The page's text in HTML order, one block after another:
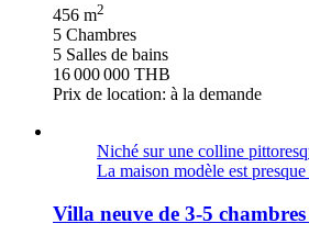
456 m2
5 Chambres
5 Salles de bains
16 000 000 THB
Prix de location: à la demande
Niché sur une colline
La maison modèle est
Villa neuve de 3-5